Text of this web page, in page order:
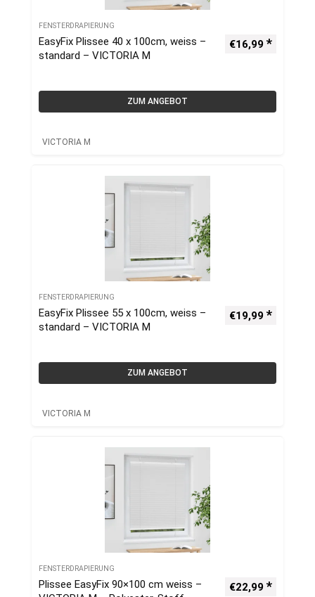
FENSTERDRAPIERUNG
EasyFix Plissee 40 x 100cm, weiss –
standard – VICTORIA M
€16,99
ZUM ANGEBOT
VICTORIA M
FENSTERDRAPIERUNG
EasyFix Plissee 55 x 100cm, weiss –
standard – VICTORIA M
€19,99
ZUM ANGEBOT
VICTORIA M
FENSTERDRAPIERUNG
Plissee EasyFix 90×100 cm weiss –
€22,99